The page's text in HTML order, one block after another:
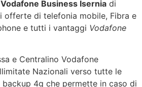
Vodafone Business Isernia di
offerte di telefonia mobile, Fibra e
e tutti i vantaggi Vodafone
e Centralino Vodafone
Nazionali verso tutte le
4g che permette in caso di